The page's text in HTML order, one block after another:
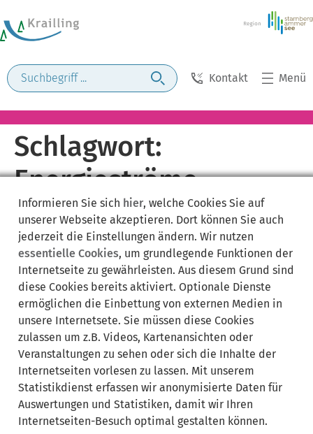
Kontakt Menü
Schlagwort:
Energieströme
Informieren Sie sich hier, welche Cookies Sie auf
unserer Webseite akzeptieren. Dort können Sie auch
jederzeit die Einstellungen ändern. Wir nutzen
essentielle Cookies, um grundlegende Funktionen der
Internetseite zu gewährleisten. Aus diesem Grund sind
diese Cookies bereits aktiviert. Optionale Dienste
ermöglichen die Einbettung von externen Medien in
unsere Internetsete. Sie müssen diese Cookies
zulassen um z.B. Videos, Kartenansichten oder
Veranstaltungen zu sehen oder sich die Inhalte der
Internetseiten vorlesen zu lassen. Mit unserem
Statistikdienst erfassen wir anonymisierte Daten für
Auswertungen und Statistiken, damit wir Ihren
Internetseiten-Besuch optimal gestalten können.